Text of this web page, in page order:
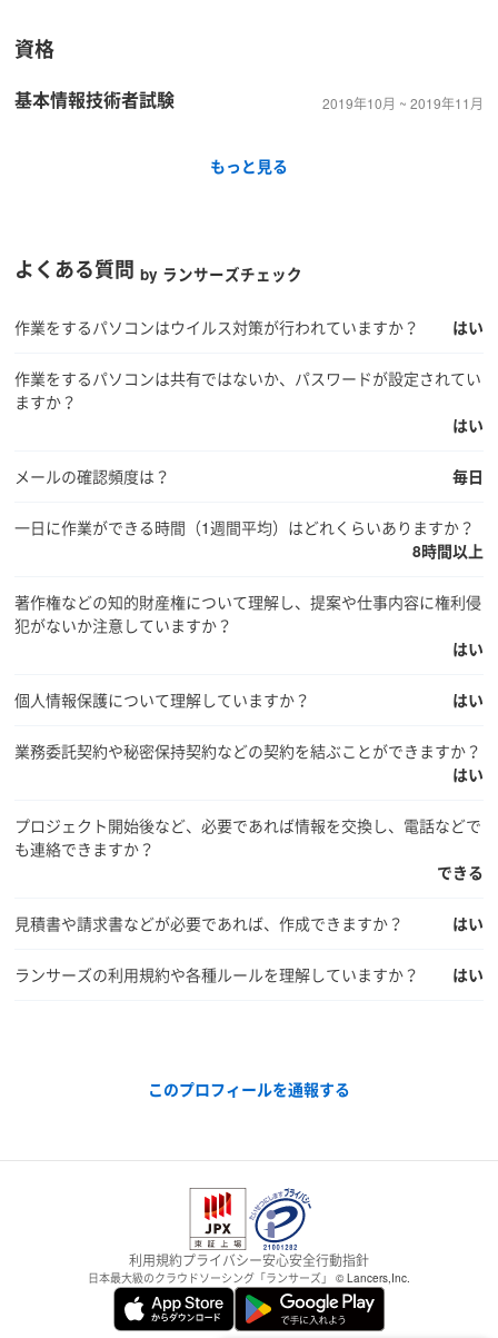
資格
基本情報技術者試験 2019年10月 ~ 2019年11月
もっと見る
よくある質問by ランサーズチェック
作業をするパソコンはウイルス対策が行われていますか？ はい
作業をするパソコンは共有ではないか、パスワードが設定されてい
ますか？
はい
メールの確認頻度は？ 毎日
一日に作業ができる時間（1週間平均）はどれくらいありますか？
8時間以上
著作権などの知的財産権について理解し、提案や仕事内容に権利侵
犯がないか注意していますか？
はい
個人情報保護について理解していますか？ はい
業務委託契約や秘密保持契約などの契約を結ぶことができますか？
はい
プロジェクト開始後など、必要であれば情報を交換し、電話などで
も連絡できますか？
できる
見積書や請求書などが必要であれば、作成できますか？ はい
ランサーズの利用規約や各種ルールを理解していますか？ はい
このプロフィールを通報する
利用規約プライバシー安心安全行動指針
日本最大級のクラウドソーシング「ランサーズ」 © Lancers,Inc.